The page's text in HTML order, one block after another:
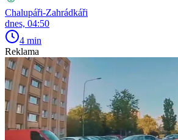
Chalupáři-Zahrádkáři
dnes, 04:50
4 min
Reklama